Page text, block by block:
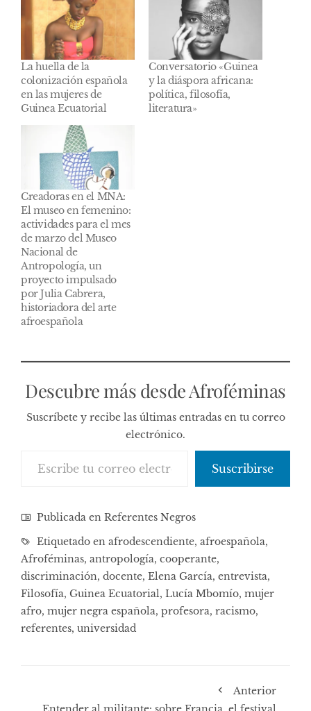
La huella de la
colonización española
en las mujeres de
Guinea Ecuatorial
Conversatorio «Guinea
y la diáspora africana:
política, filosofía,
literatura»
Creadoras en el MNA:
El museo en femenino:
actividades para el mes
de marzo del Museo
Nacional de
Antropología, un
proyecto impulsado
por Julia Cabrera,
historiadora del arte
afroespañola
Descubre más desde Afroféminas
Suscríbete y recibe las últimas entradas en tu correo
electrónico.
Suscribirse
Publicada en Referentes Negros
Etiquetado en afrodescendiente, afroespañola,
Afroféminas, antropología, cooperante,
discriminación, docente, Elena García, entrevista,
Filosofía, Guinea Ecuatorial, Lucía Mbomío, mujer
afro, mujer negra española, profesora, racismo,
referentes, universidad
Anterior